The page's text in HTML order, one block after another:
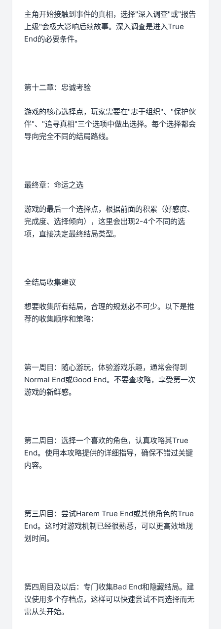
主角开始接触到事件的真相，选择"深入调查"或"报告
上级"会极大影响后续故事。深入调查是进入True
End的必要条件。
第十二章：忠诚考验
游戏的核心选择点，玩家需要在"忠于组织"、"保护伙
伴"、"追寻真相"三个选项中做出选择。每个选择都会
导向完全不同的结局路线。
最终章：命运之选
游戏的最后一个选择点，根据前面的积累（好感度、
完成度、选择倾向），这里会出现2-4个不同的选
项，直接决定最终结局类型。
全结局收集建议
想要收集所有结局，合理的规划必不可少。以下是推
荐的收集顺序和策略：
第一周目：随心游玩，体验游戏乐趣，通常会得到
Normal End或Good End。不要查攻略，享受第一次
游戏的新鲜感。
第二周目：选择一个喜欢的角色，认真攻略其True
End。使用本攻略提供的详细指导，确保不错过关键
内容。
第三周目：尝试Harem True End或其他角色的True
End。这时对游戏机制已经很熟悉，可以更高效地规
划时间。
第四周目及以后：专门收集Bad End和隐藏结局。建
议使用多个存档点，这样可以快速尝试不同选择而无
需从头开始。